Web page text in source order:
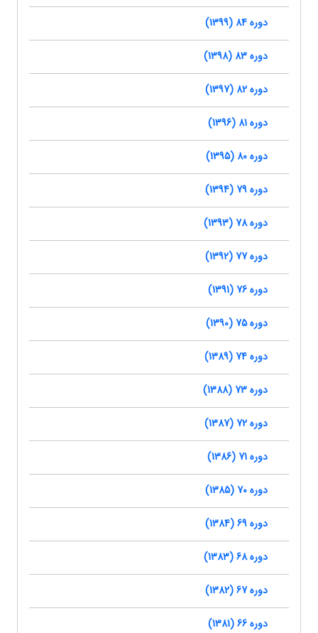
دوره 84 (1399)
دوره 83 (1398)
دوره 82 (1397)
دوره 81 (1396)
دوره 80 (1395)
دوره 79 (1394)
دوره 78 (1393)
دوره 77 (1392)
دوره 76 (1391)
دوره 75 (1390)
دوره 74 (1389)
دوره 73 (1388)
دوره 72 (1387)
دوره 71 (1386)
دوره 70 (1385)
دوره 69 (1384)
دوره 68 (1383)
دوره 67 (1382)
دوره 66 (1381)